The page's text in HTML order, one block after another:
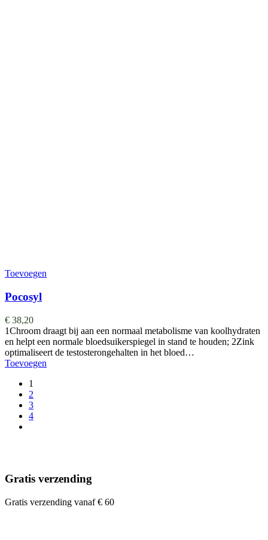
Toevoegen
Pocosyl
€ 38,20
1Chroom draagt bij aan een normaal metabolisme van koolhydraten
en helpt een normale bloedsuikerspiegel in stand te houden; 2Zink
optimaliseert de testosterongehalten in het bloed…
Toevoegen
1
2
3
4
Gratis verzending
Gratis verzending vanaf € 60